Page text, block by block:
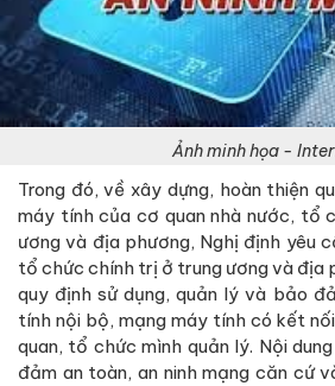
Ảnh minh họa -
Trong đó, về xây dựng, hoàn thiện
máy tính của cơ quan nhà nước, tổ
ương và địa phương, Nghị định yêu
tổ chức chính trị ở trung ương và địa
quy định sử dụng, quản lý và bảo
tính nội bộ, mạng máy tính có kết
quan, tổ chức mình quản lý. Nội
đảm an toàn, an ninh mạng căn cứ